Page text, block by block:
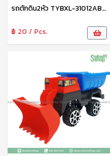
รถตักดิน2หัว TYBXL-31012ABCD Zonertoy
฿ 20 / Pcs.